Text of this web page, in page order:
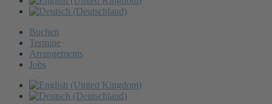
Buchen
Termine
Arrangements
Jobs